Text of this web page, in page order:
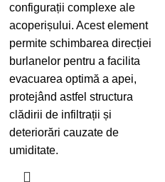
configurații complexe ale
acoperișului. Acest element
permite schimbarea direcției
burlanelor pentru a facilita
evacuarea optimă a apei,
protejând astfel structura
clădirii de infiltrații și
deteriorări cauzate de
umiditate.